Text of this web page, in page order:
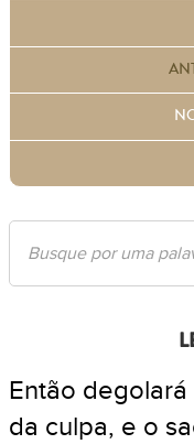
Então
da culpa, e o